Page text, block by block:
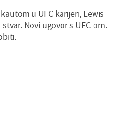
u UFC karijeri, Lewis
Novi ugovor s UFC-om.